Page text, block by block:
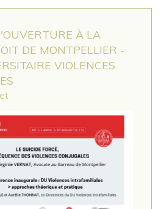
À LA
DE MONTPELLIER -
VIOLENCES